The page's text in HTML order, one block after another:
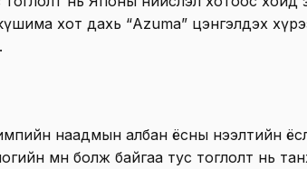
хот дахь “Azuma” цэнгэлдэх
наадмын албан ёсны нээлтийн
өмнө болж байгаа тус тоглолт нь